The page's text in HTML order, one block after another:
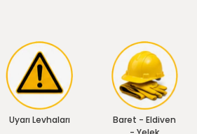
Uyarı Levhaları
Baret - Eldiven